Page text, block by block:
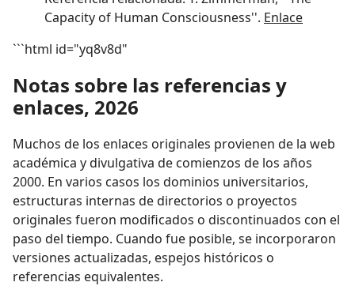
Capacity of Human Consciousness''. Enlace
```html id="yq8v8d"
Notas sobre las referencias y
enlaces, 2026
Muchos de los enlaces originales provienen de la web
académica y divulgativa de comienzos de los años
2000. En varios casos los dominios universitarios,
estructuras internas de directorios o proyectos
originales fueron modificados o discontinuados con el
paso del tiempo. Cuando fue posible, se incorporaron
versiones actualizadas, espejos históricos o
referencias equivalentes.